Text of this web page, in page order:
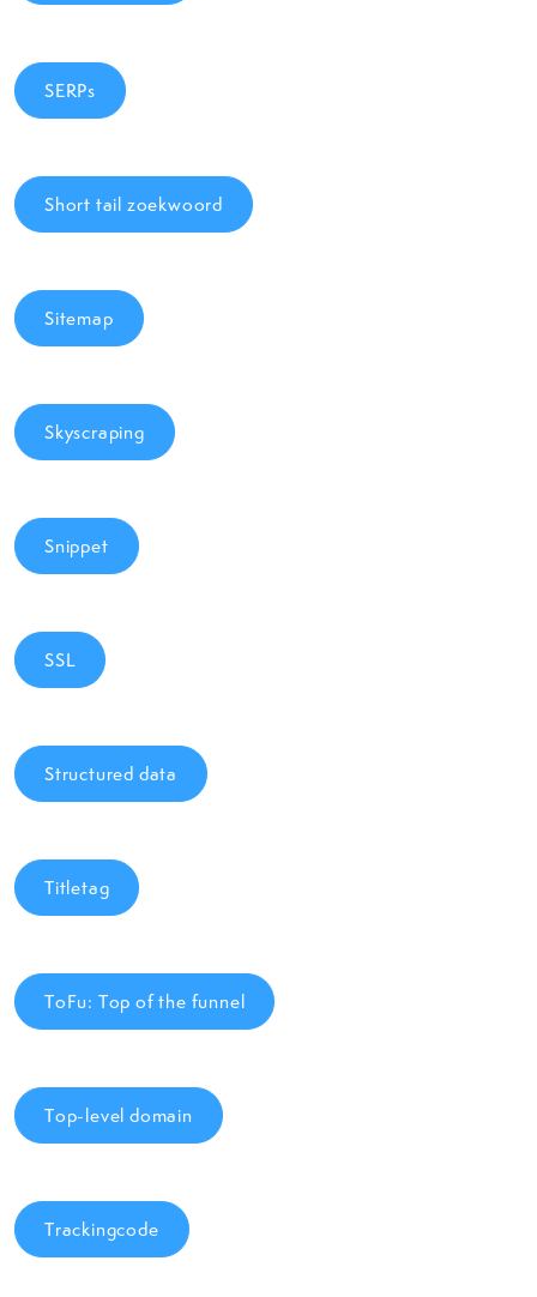
SERPs
Short tail zoekwoord
Sitemap
Skyscraping
Snippet
SSL
Structured data
Titletag
ToFu: Top of the funnel
Top-level domain
Trackingcode